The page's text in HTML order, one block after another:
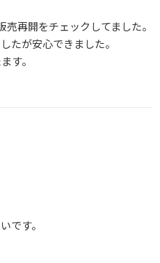
再開をチェックしてました。
たが安心できました。
す。
です。